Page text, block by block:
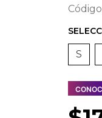
Código
S